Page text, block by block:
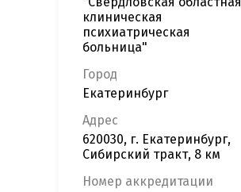
клиническая
психиатрическая
больница"
Город
Екатеринбург
Адрес
620030, г. Екатеринбург,
Сибирский тракт, 8 км
Номер аккредитации